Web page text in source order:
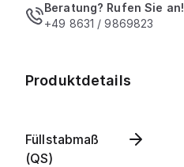
Beratung? Rufen Sie an!
+49 8631 / 9869823
Produktdetails
Füllstabmaß
(QS)